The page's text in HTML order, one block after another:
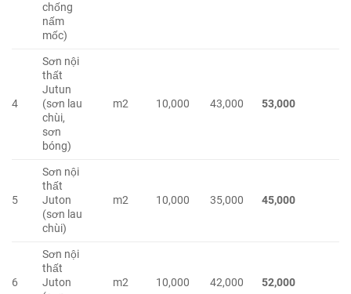
chống
nấm
mốc)
4
Sơn nội
thất
Jutun
(sơn lau
chùi,
sơn
bóng)
m2 10,000 43,000 53,000
5
Sơn nội
thất
Juton
(sơn lau
chùi)
m2 10,000 35,000 45,000
6
Sơn nội
thất
Juton
m2 10,000 42,000 52,000